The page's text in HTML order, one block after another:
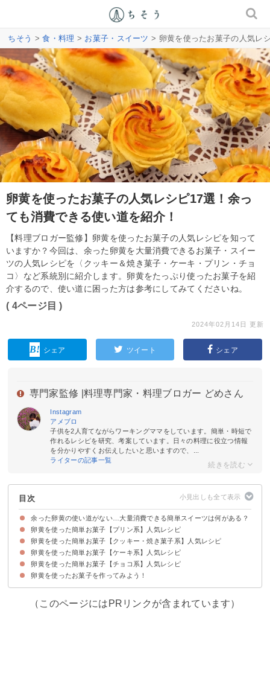
ちそう >食・料理 > お菓子・スイーツ > 卵黄を使ったお菓子の人気レ
卵黄を使ったお菓子の人気レシピ17選！余っ
ても消費できる使い道を紹介！
【料理ブロガー監修】卵黄を使ったお菓子の人気レシピを知って
いますか？今回は、余った卵黄を大量消費できるお菓子・スイー
ツの人気レシピを〈クッキー＆焼き菓子・ケーキ・プリン・チョ
コ〉など系統別に紹介します。卵黄をたっぷり使ったお菓子を紹
介するので、使い道に困った方は参考にしてみてくださいね。
( 4ページ目 )
2024年02月14日 更新
シェア ツイート シェア
専門家監修 | 料理専門家・料理ブロガー どめさん
Instagram
アメブロ
子供を2人育てながらワーキングママをしています。簡単・時短で
作れるレシピを研究、考案しています。日々の料理に役立つ情報
を分かりやすくお伝えしたいと思いますので、...
ライターの記事一覧
目次
余った卵黄の使い道がない…大量消費できる簡単スイーツは何がある？
卵黄を使った簡単お菓子【プリン系】人気レシピ
①プロの味わいのプリン【卵黄4個】
②冷やすだけで作れるチョコプリン【卵黄2個】
③かぼちゃプリン【卵黄3個】
④砂糖をまぶして仕上げるクレームブリュレ【卵黄2個】
⑤フライパンとレンジで作るカスタードプリン【卵黄1個】
卵黄を使った簡単お菓子【クッキー・焼き菓子系】人気レシピ
①強力粉で作るクッキー【卵黄2個】
②材料4つのみで作るアメリカンクッキー【卵黄2個】
③シュークリーム【卵黄2個】
④バターなしで作るヘルシーな卵ボーロ【卵黄2個】
⑤黄身で艶出しして仕上げるスイートポテト【卵黄2個】
⑥スコーン【卵黄1個】
卵黄を使った簡単お菓子【ケーキ系】人気レシピ
①パウンドケーキ【卵黄4個】
②モンブラン【卵黄2個】
③卵黄をたっぷり使ったカップケーキ【卵黄25個】
卵黄を使った簡単お菓子【チョコ系】人気レシピ
①バレンタインにおすすめのガトーショコラ【卵黄2個】
②チョコアイス【卵黄5個】
③チョコレートタルト【卵黄2個】
卵黄を使ったお菓子を作ってみよう！
（このページにはPRリンクが含まれています）